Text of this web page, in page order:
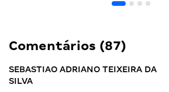
Comentários (87)
SEBASTIAO ADRIANO TEIXEIRA DA
SILVA